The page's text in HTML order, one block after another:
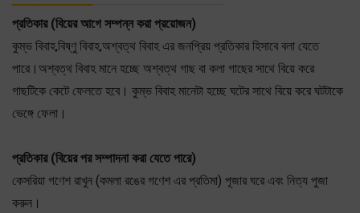
প্রতিকার (বিয়ের আগে সম্পন্ন করা প্রয়োজন)
কুম্ভ বিবাহ,বিষ্ণু বিবাহ,অশ্বত্থ বিবাহ এর জনপ্রিয় প্রতিকার হিসাবে বলা যেতে
পারে।অশ্বত্থ বিবাহ মানে হচ্ছে অশ্বত্থ গাছ বা কলা গাছের সাথে বিয়ে করে
গাছটিকে কেটে ফেলতে হবে। কুম্ভ বিবাহ মানেটা হচ্ছে ঘটের সাথে বিয়ে করে ঘটটাকে
ভেঙ্গে ফেলা।
প্রতিকার (বিয়ের পর সম্পাদনা করা যেতে পারে)
কেসরিয়া গণেশ রাখুন (কমলা রঙের গণেশ এর প্রতিমা) পূজার ঘরে এবং নিত্য পুজা
করুন।